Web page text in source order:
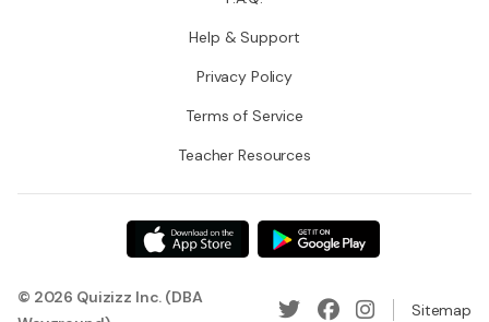
Help & Support
Privacy Policy
Terms of Service
Teacher Resources
© 2026 Quizizz Inc. (DBA
Sitemap